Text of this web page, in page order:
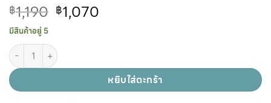
฿1,190 ฿1,070
มีสินค้าอยู่ 5
หยิบใส่ตะกร้า